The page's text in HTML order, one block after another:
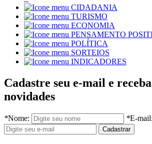
CIDADANIA
TURISMO
ECONOMIA
PENSAMENTO
POLÍTICA
SORTEIOS
INDICADORES
Cadastre seu e-mail e receba
novidades
*Nome: *E-mail: